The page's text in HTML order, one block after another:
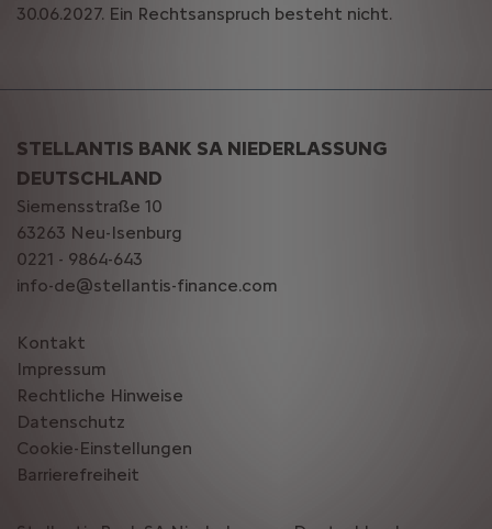
30.06.2027. Ein Rechtsanspruch besteht nicht.
STELLANTIS BANK SA NIEDERLASSUNG
DEUTSCHLAND
Siemensstraße 10
63263 Neu-Isenburg
0221 - 9864-643
info-de@stellantis-finance.com
Kontakt
Impressum
Rechtliche Hinweise
Datenschutz
Cookie-Einstellungen
Barrierefreiheit